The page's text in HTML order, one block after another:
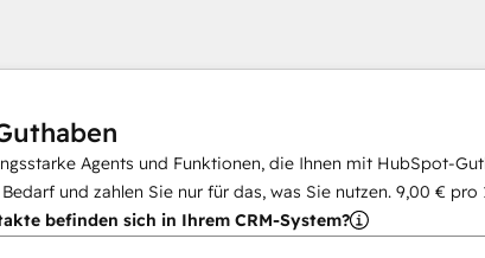
Agents und Funktionen, die Ihnen mit HubSpot-
und zahlen Sie nur für das, was Sie nutzen. 9,00 € pro
befinden sich in Ihrem CRM-System?